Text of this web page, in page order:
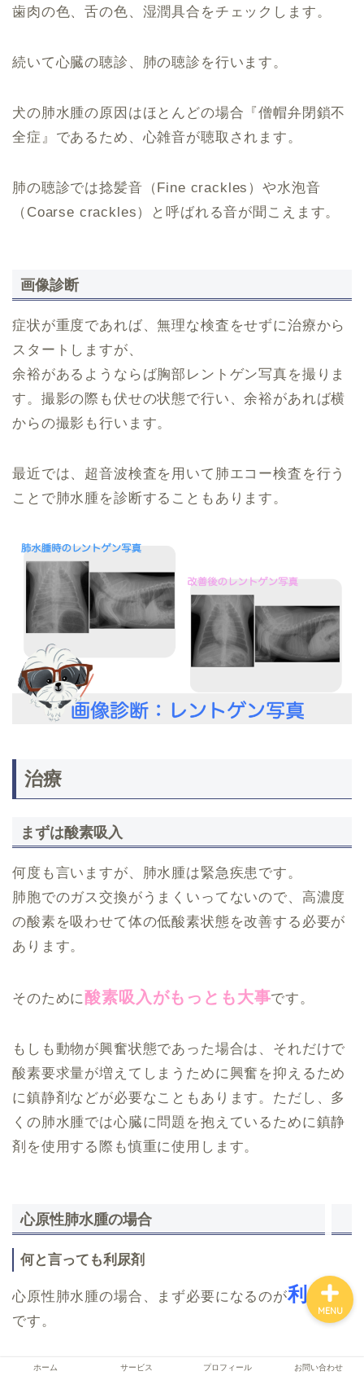
歯肉の色、舌の色、湿潤具合をチェックします。
続いて心臓の聴診、肺の聴診を行います。
犬の肺水腫の原因はほとんどの場合『僧帽弁閉鎖不
全症』であるため、心雑音が聴取されます。
肺の聴診では捻髪音（Fine crackles）や水泡音
（Coarse crackles）と呼ばれる音が聞こえます。
画像診断
症状が重度であれば、無理な検査をせずに治療から
スタートしますが、
余裕があるようならば胸部レントゲン写真を撮りま
す。撮影の際も伏せの状態で行い、余裕があれば横
からの撮影も行います。
最近では、超音波検査を用いて肺エコー検査を行う
ことで肺水腫を診断することもあります。
治療
まずは酸素吸入
何度も言いますが、肺水腫は緊急疾患です。
肺胞でのガス交換がうまくいってないので、高濃度
の酸素を吸わせて体の低酸素状態を改善する必要が
あります。
そのために酸素吸入がもっとも大事です。
もしも動物が興奮状態であった場合は、それだけで
酸素要求量が増えてしまうために興奮を抑えるため
に鎮静剤などが必要なこともあります。ただし、多
くの肺水腫では心臓に問題を抱えているために鎮静
剤を使用する際も慎重に使用します。
心原性肺水腫の場合
何と言っても利尿剤
心原性肺水腫の場合、まず必要になるのが利尿剤
です。
利尿剤を使うことで血液量を減らし、心臓の負荷を
ホーム サービス プロフィール お問い合わせ
MENU
ホーム
サービス